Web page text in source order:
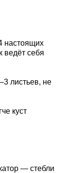
настоящих
ведёт себя
листьев, не
куст
— стебли